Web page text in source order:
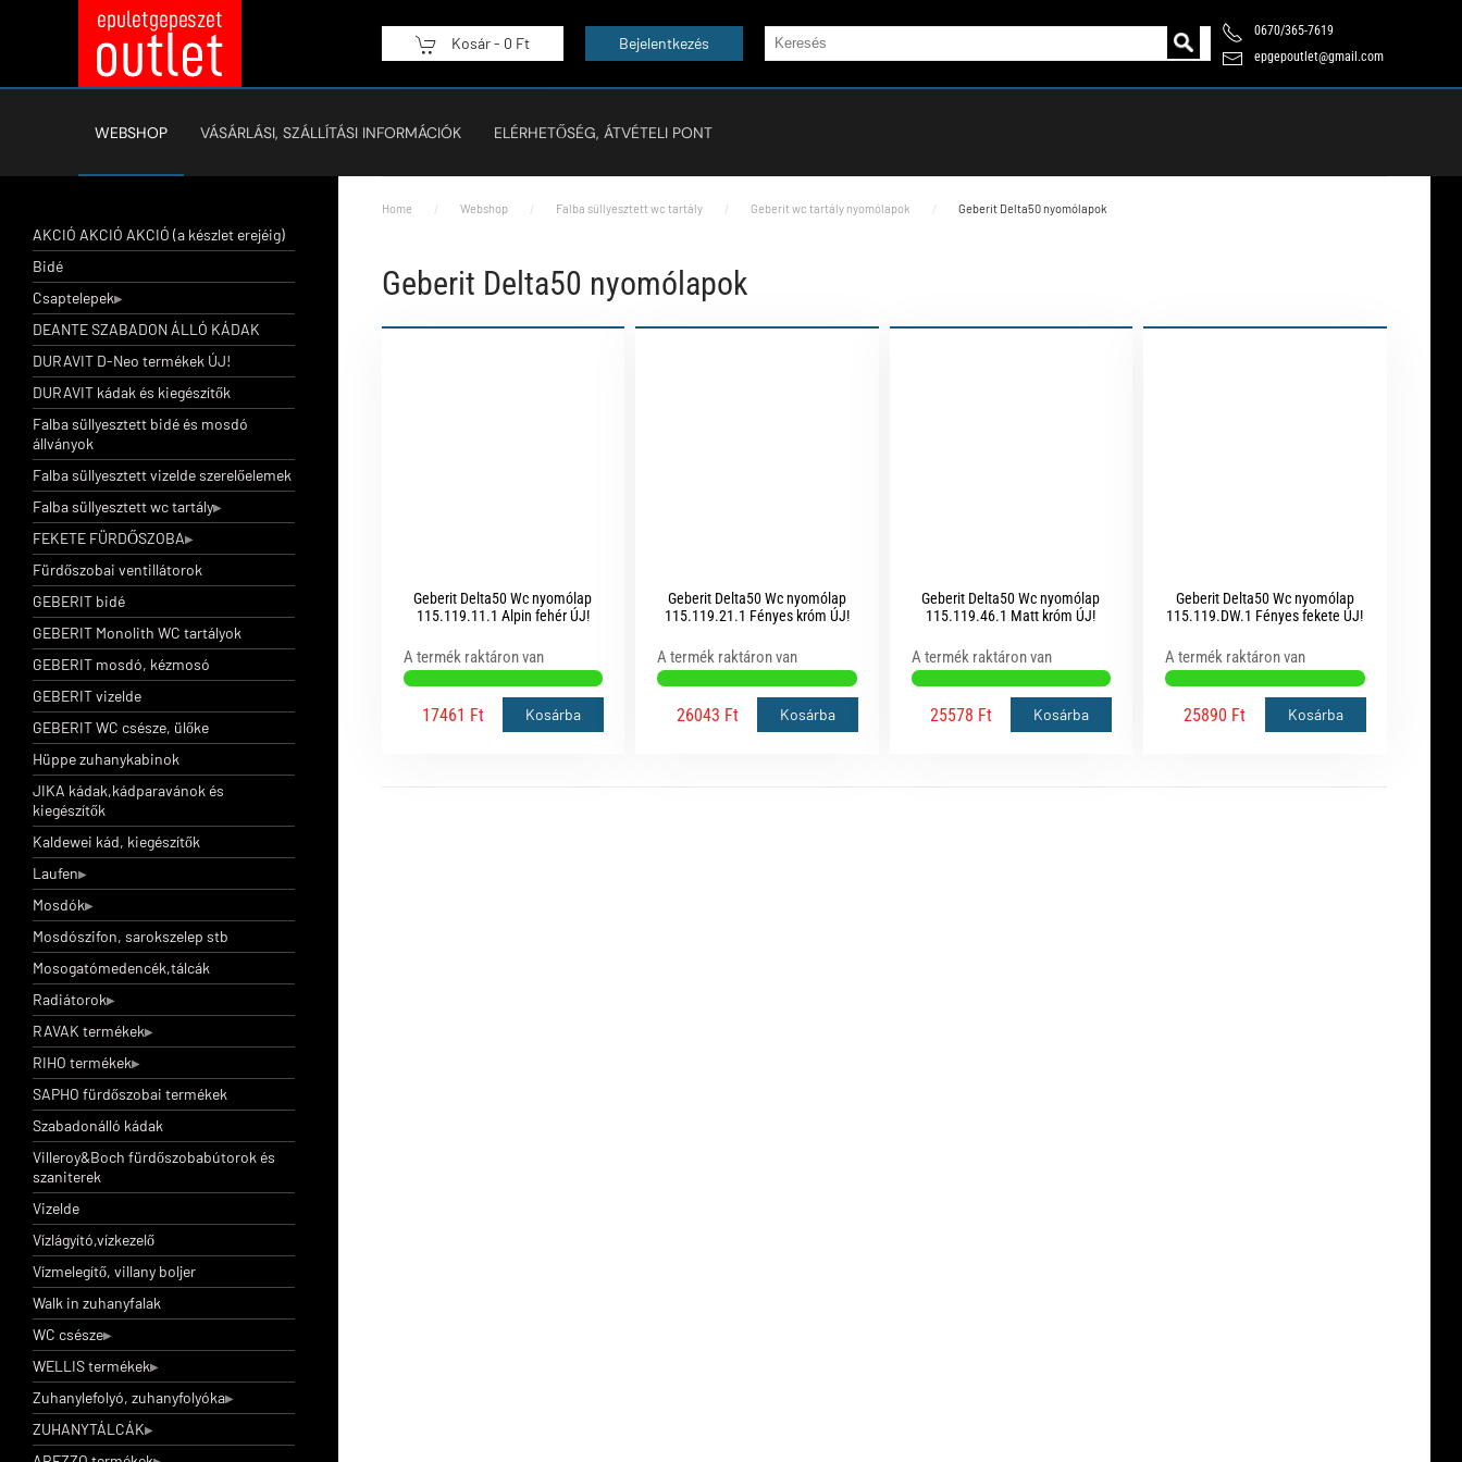
Fő tartalom átugrása Kosár - 0 Ft Bejelentkezés
0670/365-7619
epgepoutlet@gmail.com
WEBSHOP VÁSÁRLÁSI, SZÁLLÍTÁSI INFORMÁCIÓK ELÉRHETŐSÉG, ÁTVÉTELI PONT
Home Webshop Falba süllyesztett wc tartály Geberit wc tartály nyomólapok Geberit Delta50 nyomólapok
Geberit Delta50 nyomólapok
Geberit Delta50 Wc nyomólap
115.119.11.1 Alpin fehér ÚJ!
A termék raktáron van
17461 Ft Kosárba
Geberit Delta50 Wc nyomólap
115.119.21.1 Fényes króm ÚJ!
A termék raktáron van
26043 Ft Kosárba
Geberit Delta50 Wc nyomólap
115.119.46.1 Matt króm ÚJ!
A termék raktáron van
25578 Ft Kosárba
Geberit Delta50 Wc nyomólap
115.119.DW.1 Fényes fekete ÚJ!
A termék raktáron van
25890 Ft Kosárba
AKCIÓ AKCIÓ AKCIÓ (a készlet erejéig)
Bidé
Csaptelepek
DEANTE SZABADON ÁLLÓ KÁDAK
DURAVIT D-Neo termékek ÚJ!
DURAVIT kádak és kiegészítők
Falba süllyesztett bidé és mosdó
állványok
Falba süllyesztett vizelde szerelőelemek
Falba süllyesztett wc tartály
FEKETE FÜRDŐSZOBA
Fürdőszobai ventillátorok
GEBERIT bidé
GEBERIT Monolith WC tartályok
GEBERIT mosdó, kézmosó
GEBERIT vizelde
GEBERIT WC csésze, ülőke
Hüppe zuhanykabinok
JIKA kádak,kádparavánok és
kiegészítők
Kaldewei kád, kiegészítők
Laufen
Mosdók
Mosdószifon, sarokszelep stb
Mosogatómedencék,tálcák
Radiátorok
RAVAK termékek
RIHO termékek
SAPHO fürdőszobai termékek
Szabadonálló kádak
Villeroy&Boch fürdőszobabútorok és
szaniterek
Vizelde
Vízlágyító,vízkezelő
Vízmelegítő, villany boljer
Walk in zuhanyfalak
WC csésze
WELLIS termékek
Zuhanylefolyó, zuhanyfolyóka
ZUHANYTÁLCÁK